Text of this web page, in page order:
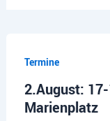
Termine
2.August:
Marienplatz